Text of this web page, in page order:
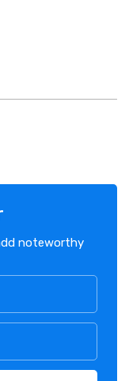
noteworthy